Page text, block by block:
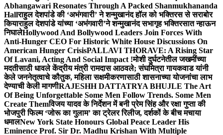
Abhangawari Resonates Through A Packed Shanmukhananda
Hallराहुल देशपांडे की ‘अभंगवारी’ ने शन्मुखानंद हॉल को भक्तिरस से सराबोर
कियाराहुल देशपांडे यांच्या ‘अभंगवारी’ने शन्मुखानंद सभागृह भक्तिरसात न्हाऊन
निघालेHollywood And Bollywood Leaders Join Forces With
Anti-Hunger CEO For Historic White House Discussions On
American Hunger CrisisPALLAVI THORAVE: A Rising Star
Of Lavani, Acting And Social Impact !मोशी दुर्घटनेतील जखमींच्या
मदतीसाठी धावले केंद्रीय मंत्री रामदास आठवले; संघमित्रा गायकवाड यांनी
केले जननेतृत्वाचे कौतुक, महिला सक्षमीकरणासाठी शासनाच्या योजनांचा लाभ
देण्याची केली मागणीRAJESHH DATTATRYA BHUJLE The Art
Of Being Unforgettable Some Men Follow Trends. Some Men
Create Themविजय यादव के निर्देशन में बनी प्रेम सिंह और रक्षा गुप्ता की
भोजपुरी फिल्म ‘जोरू का गुलाम’ का ट्रेलर रिलीज, दर्शकों के बीच मचाया
धमालNew York State Honours Global Peace Leader His
Eminence Prof. Sir Dr. Madhu Krishan With Multiple